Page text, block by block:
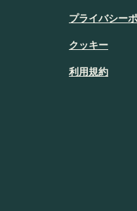
プライバシー
クッキー
利用規約